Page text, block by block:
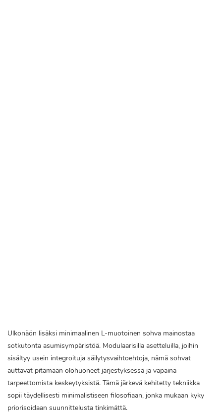
Ulkonäön lisäksi minimaalinen L-muotoinen sohva mainostaa
sotkutonta asumisympäristöä. Modulaarisilla asetteluilla, joihin
sisältyy usein integroituja säilytysvaihtoehtoja, nämä sohvat
auttavat pitämään olohuoneet järjestyksessä ja vapaina
tarpeettomista keskeytyksistä. Tämä järkevä kehitetty tekniikka
sopii täydellisesti minimalistiseen filosofiaan, jonka mukaan kyky
priorisoidaan suunnittelusta tinkimättä.